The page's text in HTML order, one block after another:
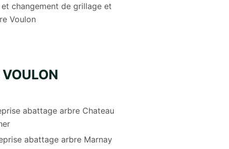
et changement de grillage et
Voulon
abattage arbre Chateau
abattage arbre Marnay